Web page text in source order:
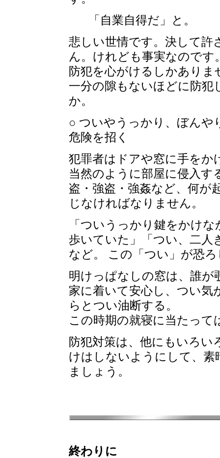
「自業自得だ」と。
悲しい世情です。決して許
ん。けれども事実なのです
防犯を心がけるしかありま
一分の隙もないほどに防
か。
○ ついやうっかり、ぼんや
危険を招く
犯罪者はドアや窓に手を
当然のように部屋に侵入す
盗・強盗・強姦など、何が
じなければなりません。
「ついうっかり鍵をかけ
歩いていた」「つい、二人
など。 この「つい」が恐
明けっぱなしの窓は、誰
家に着いて安心し、つい気
らとつい油断する。
この時期の就寝に当たっ
防犯対策は、他にもいろ
けはしないようにして、素
ましょう。
終わりに